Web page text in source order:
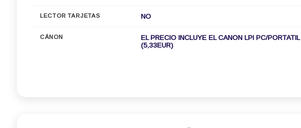
LECTOR TARJETAS NO
CÁNON
EL PRECIO INCLUYE EL CANON LPI PC/PORTATIL
(5,33EUR)